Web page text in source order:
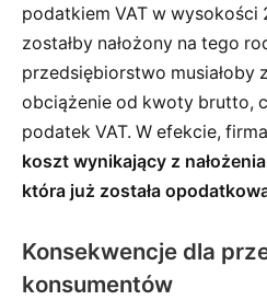
podatkiem VAT w wysokości
zostałby nałożony na tego
przedsiębiorstwo musiałoby
obciążenie od kwoty brutto,
podatek VAT. W efekcie,
koszt wynikający z
która już została
Konsekwencje dla
konsumentów